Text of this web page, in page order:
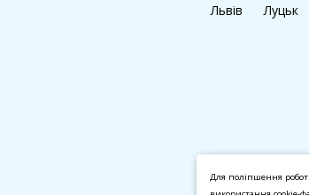
Львів
Луцьк
Для поліпшення